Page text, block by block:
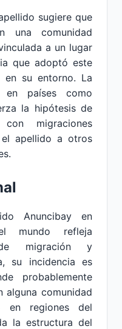
sugiere que
una comunidad
a un lugar
que adoptó este
en su entorno. La
en países como
la hipótesis de
migraciones
apellido a otros
Anuncibay en
mundo refleja
migración y
su incidencia es
probablemente
alguna comunidad
en regiones del
la estructura del